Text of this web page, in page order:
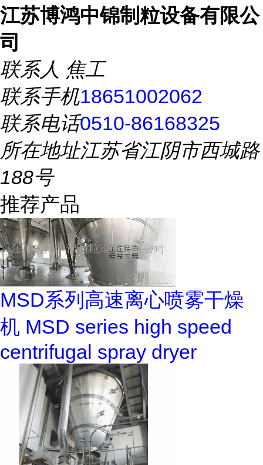
江苏博鸿中锦制粒设备有限公
司
联系人 焦工
联系手机18651002062
联系电话0510-86168325
所在地址江苏省江阴市西城路
188号
推荐产品
MSD系列高速离心喷雾干燥
机 MSD series high speed
centrifugal spray dryer